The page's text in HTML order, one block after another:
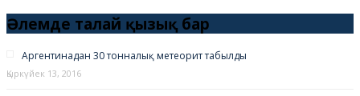
Әлемде талай қызық бар
Аргентинадан 30 тонналық метеорит табылды
Қыркүйек 13, 2016